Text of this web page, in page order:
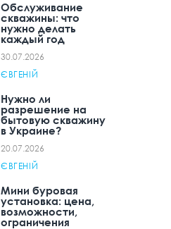
Обслуживание
скважины: что
нужно делать
каждый год
30.07.2026
ЄВГЕНІЙ
Нужно ли
разрешение на
бытовую скважину
в Украине?
20.07.2026
ЄВГЕНІЙ
Мини буровая
установка: цена,
возможности,
ограничения